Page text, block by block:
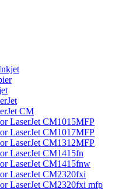
CM
LaserJet CM1015MFP
LaserJet CM1017MFP
LaserJet CM1312MFP
LaserJet CM1415fn
LaserJet CM1415fnw
LaserJet CM2320fxi
LaserJet CM2320fxi mfp